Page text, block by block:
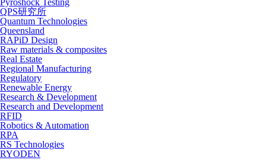
Pyroshock Testing
QPS研究所
Quantum Technologies
Queensland
RAPiD Design
Raw materials & composites
Real Estate
Regional Manufacturing
Regulatory
Renewable Energy
Research & Development
Research and Development
RFID
Robotics & Automation
RPA
RS Technologies
RYODEN